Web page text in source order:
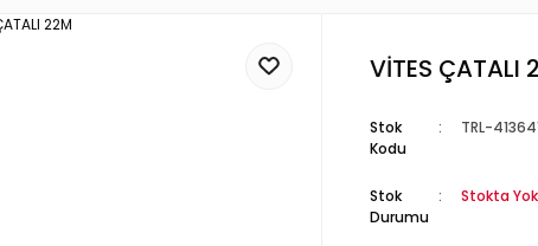
VİTES ÇATALI
Stok
Kodu
TRL-
Stok
Durumu
Stokta Yok